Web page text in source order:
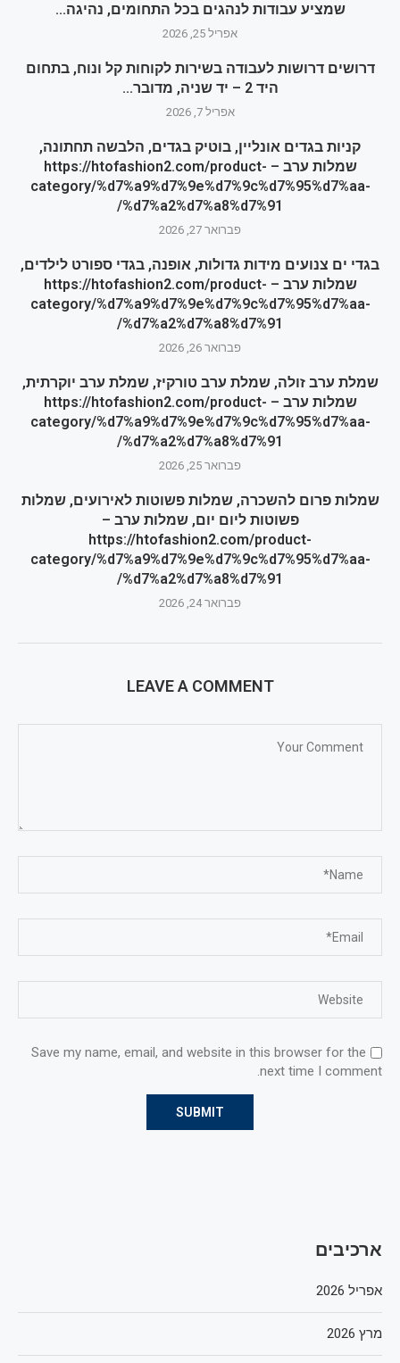
שמציע עבודות לנהגים בכל התחומים, נהיגה...
אפריל 25, 2026
דרושים דרושות לעבודה בשירות לקוחות קל ונוח, בתחום
היד 2 – יד שניה, מדובר...
אפריל 7, 2026
קניות בגדים אונליין, בוטיק בגדים, הלבשה תחתונה,
שמלות ערב – https://htofashion2.com/product-
category/%d7%a9%d7%9e%d7%9c%d7%95%d7%aa-
%d7%a2%d7%a8%d7%91/
פברואר 27, 2026
בגדי ים צנועים מידות גדולות, אופנה, בגדי ספורט לילדים,
שמלות ערב – https://htofashion2.com/product-
category/%d7%a9%d7%9e%d7%9c%d7%95%d7%aa-
%d7%a2%d7%a8%d7%91/
פברואר 26, 2026
שמלת ערב זולה, שמלת ערב טורקיז, שמלת ערב יוקרתית,
שמלות ערב – https://htofashion2.com/product-
category/%d7%a9%d7%9e%d7%9c%d7%95%d7%aa-
%d7%a2%d7%a8%d7%91/
פברואר 25, 2026
שמלות פרום להשכרה, שמלות פשוטות לאירועים, שמלות
פשוטות ליום יום, שמלות ערב –
https://htofashion2.com/product-
category/%d7%a9%d7%9e%d7%9c%d7%95%d7%aa-
%d7%a2%d7%a8%d7%91/
פברואר 24, 2026
LEAVE A COMMENT
Save my name, email, and website in this browser for the
next time I comment.
ארכיבים
אפריל 2026
מרץ 2026